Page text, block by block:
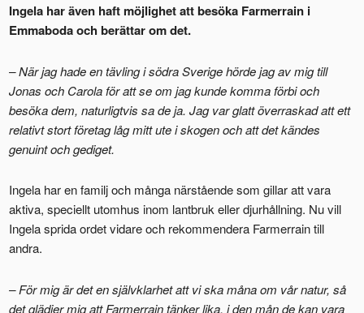
Ingela har även haft möjlighet att besöka Farmerrain i
Emmaboda och berättar om det.
– När jag hade en tävling i södra Sverige hörde jag av mig till
Jonas och Carola för att se om jag kunde komma förbi och
besöka dem, naturligtvis sa de ja. Jag var glatt överraskad att ett
relativt stort företag låg mitt ute i skogen och att det kändes
genuint och gediget.
Ingela har en familj och många närstående som gillar att vara
aktiva, speciellt utomhus inom lantbruk eller djurhållning. Nu vill
Ingela sprida ordet vidare och rekommendera Farmerrain till
andra.
– För mig är det en självklarhet att vi ska måna om vår natur, så
det glädjer mig att Farmerrain tänker lika, i den mån de kan vara